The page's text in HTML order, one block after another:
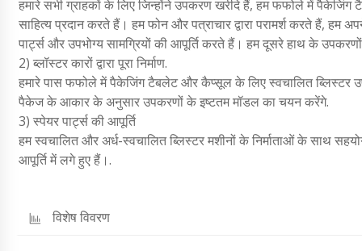
हमारे सभी ग्राहकों के लिए जिन्होंने उपकरण खरीदे हैं, हम फफोले में
साहित्य प्रदान करते हैं। हम फोन और पत्राचार द्वारा परामर्श करते हैं,
पार्ट्स और उपभोग्य सामग्रियों की आपूर्ति करते हैं। हम दूसरे हाथ के
2) ब्लॉस्टर कारों द्वारा पूरा निर्माण.
हमारे पास फफोले में पैकेजिंग टैबलेट और कैप्सूल के लिए स्वचालित ब्लिस्टर
पैकेज के आकार के अनुसार उपकरणों के इष्टतम मॉडल का चयन करेंगे.
3) स्पेयर पार्ट्स की आपूर्ति
हम स्वचालित और अर्ध-स्वचालित ब्लिस्टर मशीनों के निर्माताओं के साथ
आपूर्ति में लगे हुए हैं।.
विशेष विवरण